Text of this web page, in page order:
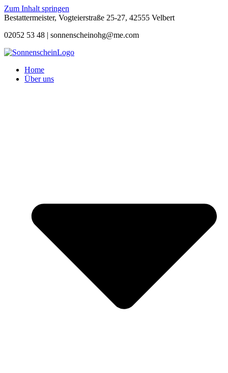
Zum Inhalt springen
Bestattermeister, Vogteierstraße 25-27, 42555 Velbert
02052 53 48 | sonnenscheinohg@me.com
Home
Über uns